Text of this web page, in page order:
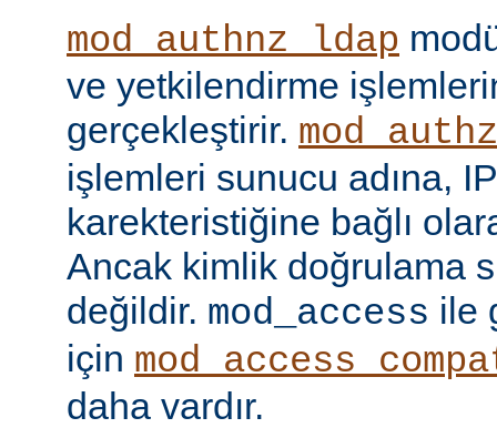
mod_authnz_ldap
ve yetkilendirme
gerçekleştirir.
işlemleri sunucu adına,
karekteristiğine bağlı
Ancak kimlik doğrulama
değildir. mod_access ile
için
daha vardır.